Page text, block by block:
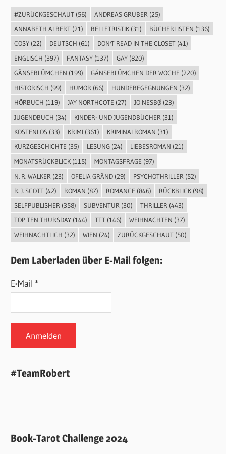
#ZURÜCKGESCHAUT(56) ANDREAS GRUBER (25)
ANNABETH ALBERT(21) BELLETRISTIK(31) BÜCHERLISTEN (136)
COSY(22) DEUTSCH (61) DON'T READ IN THE CLOSET(41)
ENGLISCH (397) FANTASY(137) GAY(820)
GÄNSEBLÜMCHEN (199) GÄNSEBLÜMCHEN DER WOCHE (220)
HISTORISCH (99) HUMOR (66) HUNDEBEGEGNUNGEN (32)
HÖRBUCH (119) JAY NORTHCOTE (27) JO NESBØ(23)
JUGENDBUCH (34) KINDER- UND JUGENDBÜCHER (31)
KOSTENLOS(33) KRIMI(361) KRIMINALROMAN (31)
KURZGESCHICHTE (35) LESUNG(24) LIEBESROMAN (21)
MONATSRÜCKBLICK(115) MONTAGSFRAGE (97)
N. R. WALKER (23) OFELIA GRÄND(29) PSYCHOTHRILLER (52)
R. J. SCOTT(42) ROMAN (87) ROMANCE (846) RÜCKBLICK(98)
SELFPUBLISHER (358) SUBVENTUR (30) THRILLER (443)
TOP TEN THURSDAY(144) TTT(146) WEIHNACHTEN (37)
WEIHNACHTLICH (32) WIEN (24) ZURÜCKGESCHAUT(50)
Dem Laberladen über E-Mail folgen:
E-Mail *
#TeamRobert
Book-Tarot Challenge 2024